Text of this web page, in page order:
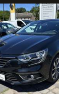
130